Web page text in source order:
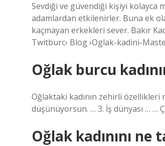
Sevdiği ve güvendiği kişiyi kolayca
adamlardan etkilenirler. Buna ek
kaçmayan erkekleri sever. Bakır
Twitburc› Blog ›Oglak-kadini-
Oğlak burcu
Oğlaktaki kadının zehirli
düşünüyorsun. … 3. İş dünyası … …
Oğlak kadınını ne